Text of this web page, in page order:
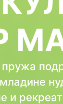
пружа
и